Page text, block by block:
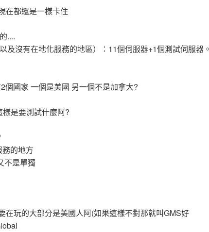
在都還是一樣卡住
....
及沒有在地化服務的地區）：11個伺服器+1個測試伺服器。
個國家 一個是美國 另一個不是加拿大?
樣是要測試什麼阿?
務的地方
不是單獨
在玩的大部分是美國人阿(如果這樣不對那就叫GMS好